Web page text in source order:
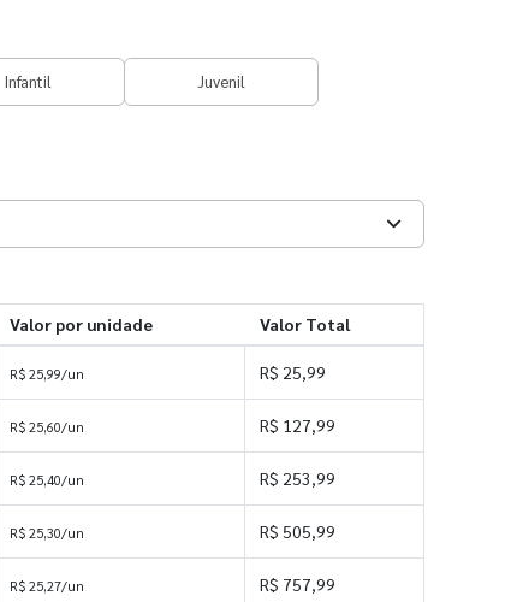
Infantil Juvenil
Valor por unidade Valor Total
R$ 25,99/un R$ 25,99
R$ 25,60/un R$ 127,99
R$ 25,40/un R$ 253,99
R$ 25,30/un R$ 505,99
R$ 25,27/un R$ 757,99